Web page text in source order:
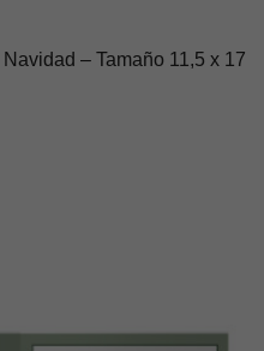
– Tamaño 11,5 x 17